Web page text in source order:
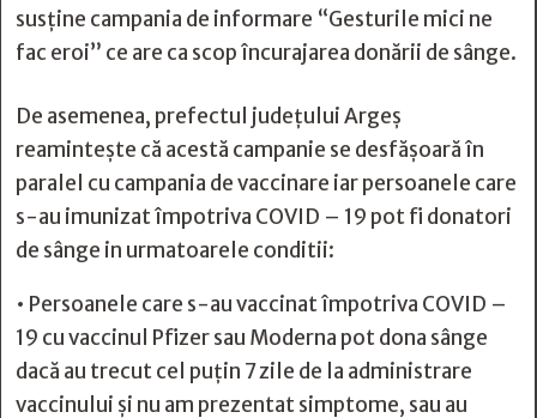
susține campania de informare “Gesturile mici ne
fac eroi” ce are ca scop încurajarea donării de sânge.
De asemenea, prefectul județului Argeș
reamintește că acestă campanie se desfășoară în
paralel cu campania de vaccinare iar persoanele care
s-au imunizat împotriva COVID – 19 pot fi donatori
de sânge in urmatoarele conditii:
• Persoanele care s-au vaccinat împotriva COVID –
19 cu vaccinul Pfizer sau Moderna pot dona sânge
dacă au trecut cel puțin 7 zile de la administrare
vaccinului și nu am prezentat simptome, sau au